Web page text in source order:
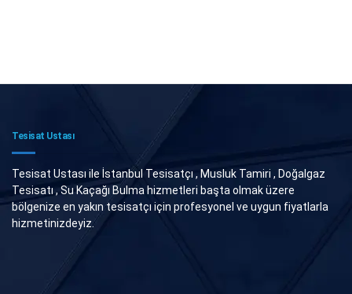
Tesisat Ustası
Tesisat Ustası ile İstanbul Tesisatçı , Musluk Tamiri , Doğalgaz
Tesisatı , Su Kaçağı Bulma hizmetleri başta olmak üzere
bölgenize en yakın tesisatçı için profesyonel ve uygun fiyatlarla
hizmetinizdeyiz.